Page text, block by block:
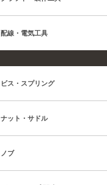
配線・電気工具
ビス・スプリング
ナット・サドル
ノブ